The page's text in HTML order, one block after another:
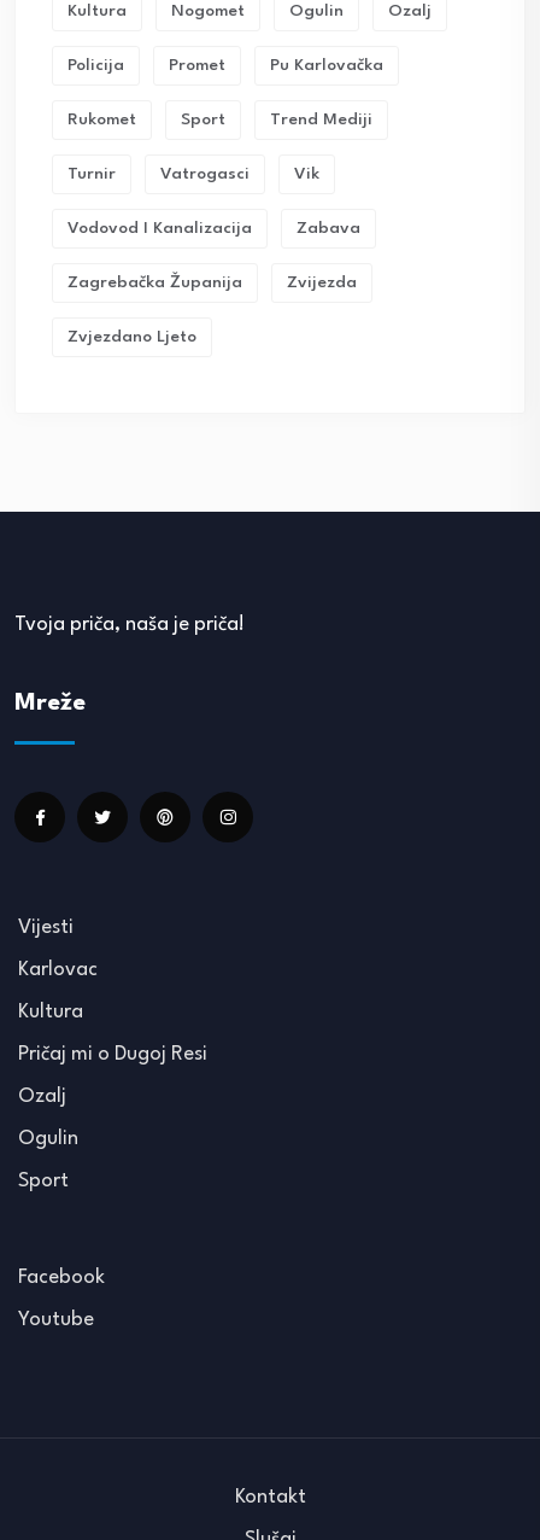
Kultura Nogomet Ogulin Ozalj
Policija Promet Pu Karlovačka
Rukomet Sport Trend Mediji
Turnir Vatrogasci Vik
Vodovod I Kanalizacija Zabava
Zagrebačka Županija Zvijezda
Zvjezdano Ljeto
Tvoja priča, naša je priča!
Mreže
Vijesti
Karlovac
Kultura
Pričaj mi o Dugoj Resi
Ozalj
Ogulin
Sport
Facebook
Youtube
Kontakt